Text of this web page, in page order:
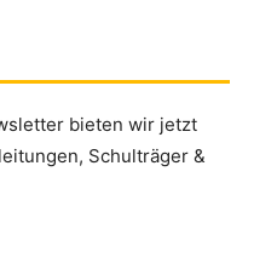
bieten wir jetzt
Schulträger &